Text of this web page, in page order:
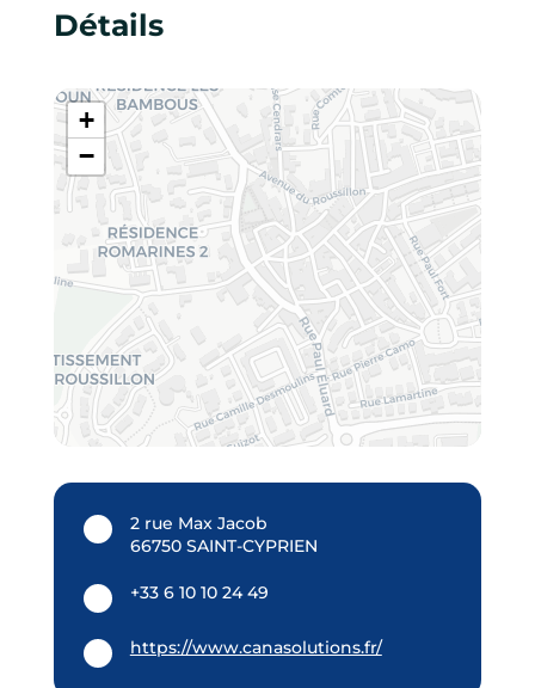
Détails
+
−
2 rue Max Jacob
66750 SAINT-CYPRIEN
+33 6 10 10 24 49
https://www.canasolutions.fr/